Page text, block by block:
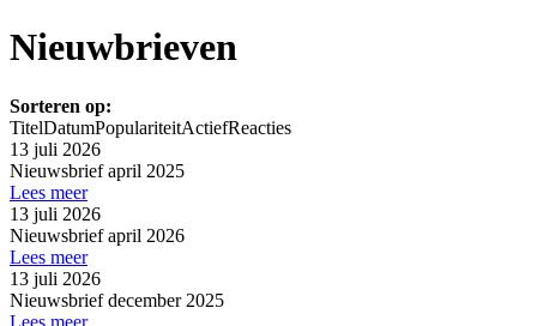
Nieuwbrieven
Sorteren op:
TitelDatumPopulariteitActiefReacties
13 juli 2026
Nieuwsbrief april 2025
Lees meer
13 juli 2026
Nieuwsbrief april 2026
Lees meer
13 juli 2026
Nieuwsbrief december 2025
Lees meer